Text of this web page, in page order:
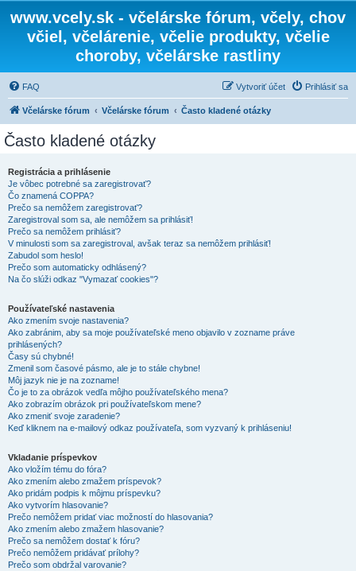
www.vcely.sk - včelárske fórum, včely, chov
včiel, včelárenie, včelie produkty, včelie
choroby, včelárske rastliny
FAQ Prihlásiť sa
Vytvoriť účet
Včelárske fórum Včelárske fórum Často kladené otázky
Často kladené otázky
Registrácia a prihlásenie
Je vôbec potrebné sa zaregistrovať?
Čo znamená COPPA?
Prečo sa nemôžem zaregistrovať?
Zaregistroval som sa, ale nemôžem sa prihlásiť!
Prečo sa nemôžem prihlásiť?
V minulosti som sa zaregistroval, avšak teraz sa nemôžem prihlásiť!
Zabudol som heslo!
Prečo som automaticky odhlásený?
Na čo slúži odkaz "Vymazať cookies"?
Používateľské nastavenia
Ako zmením svoje nastavenia?
Ako zabránim, aby sa moje používateľské meno objavilo v zozname práve
prihlásených?
Časy sú chybné!
Zmenil som časové pásmo, ale je to stále chybne!
Môj jazyk nie je na zozname!
Čo je to za obrázok vedľa môjho používateľského mena?
Ako zobrazím obrázok pri používateľskom mene?
Ako zmeniť svoje zaradenie?
Keď kliknem na e-mailový odkaz používateľa, som vyzvaný k prihláseniu!
Vkladanie príspevkov
Ako vložím tému do fóra?
Ako zmením alebo zmažem príspevok?
Ako pridám podpis k môjmu príspevku?
Ako vytvorím hlasovanie?
Prečo nemôžem pridať viac možností do hlasovania?
Ako zmením alebo zmažem hlasovanie?
Prečo sa nemôžem dostať k fóru?
Prečo nemôžem pridávať prílohy?
Prečo som obdržal varovanie?